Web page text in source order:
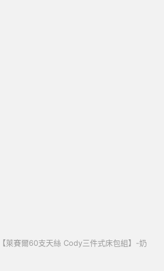
【萊賽爾60支天絲 Cody三件式床包組】-奶